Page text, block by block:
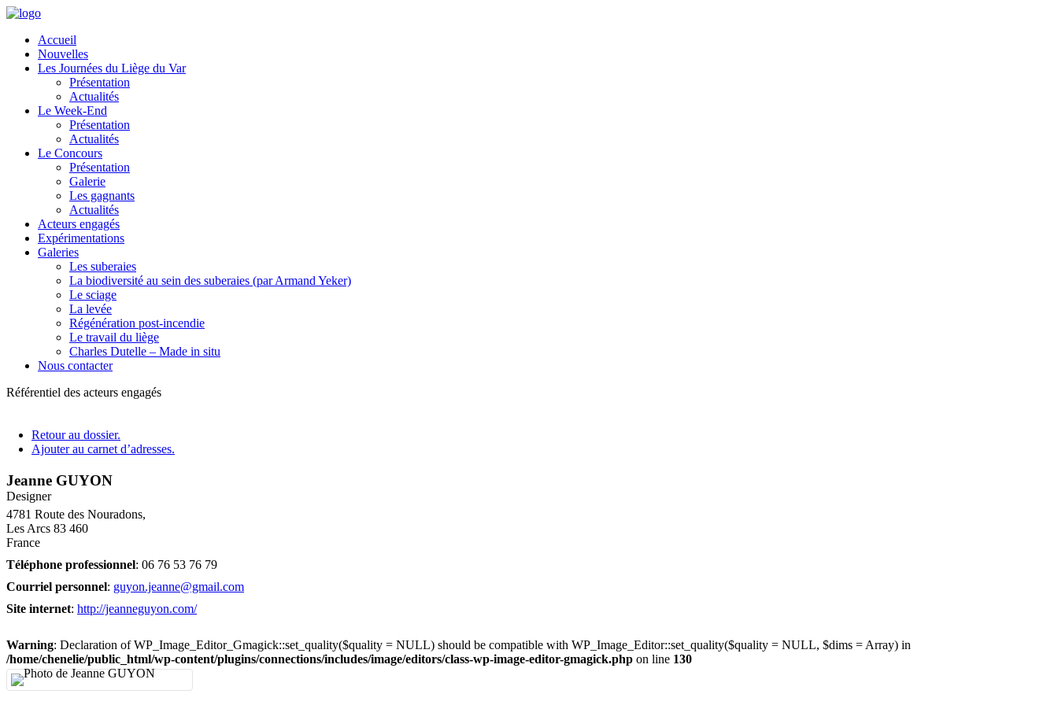
Accueil
Nouvelles
Les Journées du Liège du Var
Présentation
Actualités
Le Week-End
Présentation
Actualités
Le Concours
Présentation
Galerie
Les gagnants
Actualités
Acteurs engagés
Expérimentations
Galeries
Les suberaies
La biodiversité au sein des suberaies (par Armand Yeker)
Le sciage
La levée
Régénération post-incendie
Le travail du liège
Charles Dutelle – Made in situ
Nous contacter
Référentiel des acteurs engagés
Retour au dossier.
Ajouter au carnet d’adresses.
Jeanne GUYON
Designer
4781 Route des Nouradons,
Les Arcs 83 460
France
Téléphone professionnel: 06 76 53 76 79
Courriel personnel: guyon.jeanne@gmail.com
Site internet: http://jeanneguyon.com/
Warning: Declaration of WP_Image_Editor_Gmagick::set_quality($quality = NULL) should be compatible with WP_Image_Editor::set_quality($quality = NULL, $dims = Array) in
/home/chenelie/public_html/wp-content/plugins/connections/includes/image/editors/class-wp-image-editor-gmagick.php on line 130